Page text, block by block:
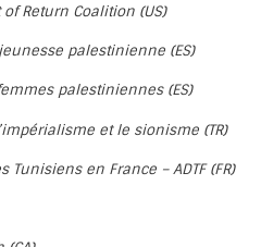
Return Coalition (US)
palestinienne (ES)
palestiniennes (ES)
et le sionisme (TR)
en France – ADTF (FR)